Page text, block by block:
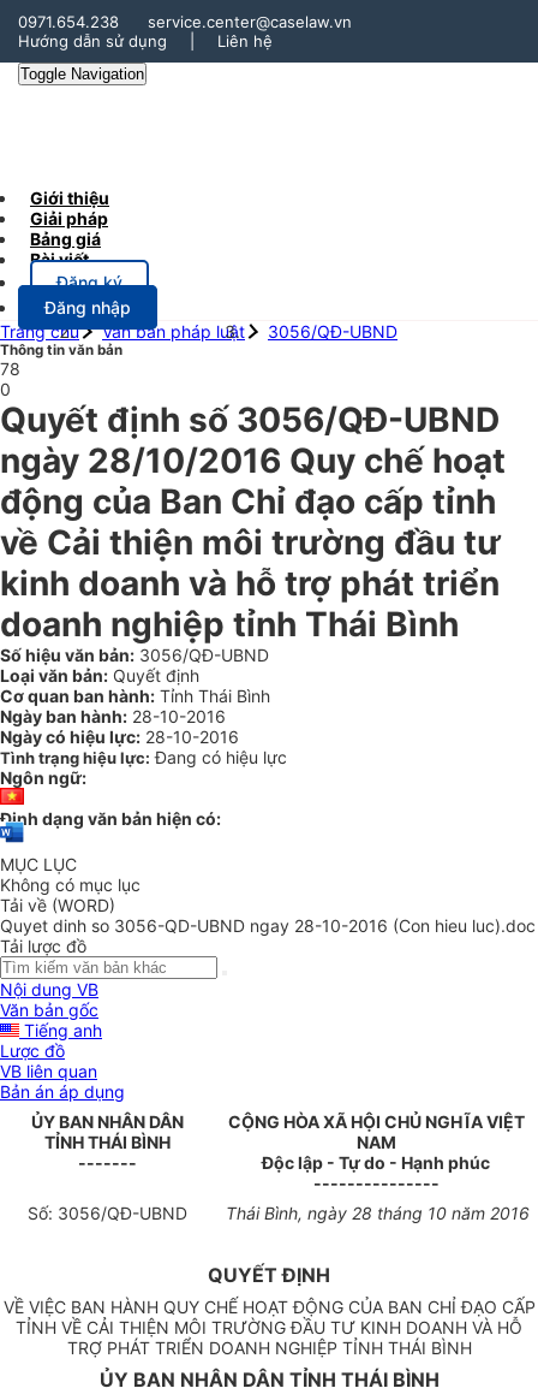
0971.654.238
service.center@caselaw.vn
Hướng dẫn sử dụng
Liên hệ
Toggle Navigation
Giới thiệu
Giải pháp
Bảng giá
Bài viết
Đăng ký
Đăng nhập
Trang chủ
Văn bản pháp luật 3056/QĐ-UBND
Thông tin văn bản
78
0
Quyết định số 3056/QĐ-UBND
ngày 28/10/2016 Quy chế hoạt
động của Ban Chỉ đạo cấp tỉnh
về Cải thiện môi trường đầu tư
kinh doanh và hỗ trợ phát triển
doanh nghiệp tỉnh Thái Bình
Số hiệu văn bản: 3056/QĐ-UBND
Loại văn bản: Quyết định
Cơ quan ban hành: Tỉnh Thái Bình
Ngày ban hành: 28-10-2016
Ngày có hiệu lực: 28-10-2016
Tình trạng hiệu lực: Đang có hiệu lực
Ngôn ngữ:
Định dạng văn bản hiện có:
MỤC LỤC
Không có mục lục
Tải về (WORD)
Quyet dinh so 3056-QD-UBND ngay 28-10-2016 (Con hieu luc).doc
Tải lược đồ
Nội dung VB
Văn bản gốc
Tiếng anh
Lược đồ
VB liên quan
Bản án áp dụng
ỦY BAN NHÂN DÂN
TỈNHTHÁI BÌNH
-------
CỘNG HÒA XÃ HỘI CHỦ NGHĨA VIỆT
NAM
Độc lập - Tự do - Hạnh phúc
---------------
Số: 3056/QĐ-UBND Thái Bình, ngày 28 tháng 10năm 2016
QUYẾT ĐỊNH
VỀ VIỆC BAN HÀNH QUY CHẾ HOẠT ĐỘNG CỦA BAN CHỈ ĐẠO CẤP
TỈNH VỀ CẢI THIỆN MÔI TRƯỜNG ĐẦU TƯ KINH DOANH VÀ HỖ
TRỢ PHÁT TRIỂN DOANH NGHIỆP TỈNH THÁI BÌNH
ỦY BAN NHÂN DÂN TỈNH THÁI BÌNH